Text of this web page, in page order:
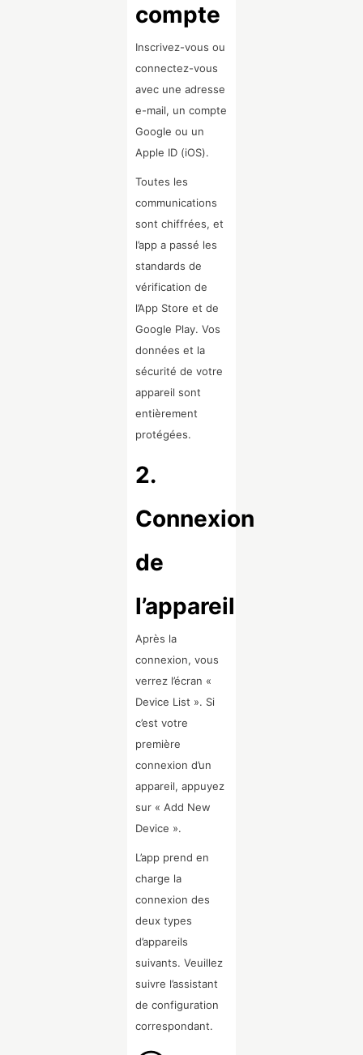
compte
Inscrivez-vous ou
connectez-vous
avec une adresse
e-mail, un compte
Google ou un
Apple ID (iOS).
Toutes les
communications
sont chiffrées, et
l’app a passé les
standards de
vérification de
l’App Store et de
Google Play. Vos
données et la
sécurité de votre
appareil sont
entièrement
protégées.
2.
Connexion
de
l’appareil
Après la
connexion, vous
verrez l’écran «
Device List ». Si
c’est votre
première
connexion d’un
appareil, appuyez
sur « Add New
Device ».
L’app prend en
charge la
connexion des
deux types
d’appareils
suivants. Veuillez
suivre l’assistant
de configuration
correspondant.